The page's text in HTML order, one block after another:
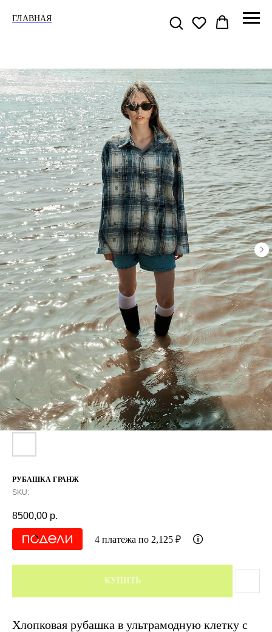
ГЛАВНАЯ
РУБАШКА ГРАНЖ
SKU:
8500,00 р.
4 платежа по 2,125 ₽
КУПИТЬ
Хлопковая рубашка в ультрамодную клетку с